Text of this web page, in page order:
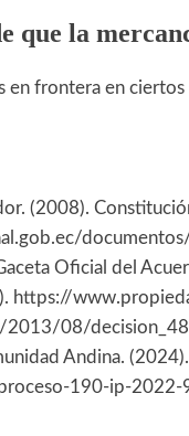
que la
en frontera en ciertos
(2008).
Oficial del
https://
2013/08/
Andina.
190-ip-